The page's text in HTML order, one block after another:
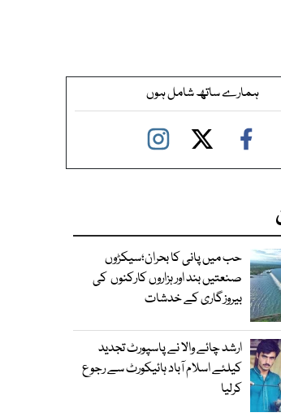
ہمارے ساتھ شامل ہوں
حب میں پانی کا بحران؛سیکڑوں
صنعتیں بند اور ہزاروں کارکنوں کی
بیروزگاری کے خدشات
ارشد چائے والا نے پاسپورٹ تجدید
کیلئے اسلام آباد ہائیکورٹ سے رجوع
کرلیا